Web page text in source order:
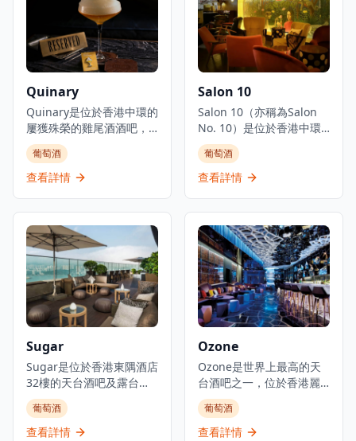
Quinary
Quinary是位於香港中環的
屢獲殊榮的雞尾酒酒吧，
以其創新的分子調酒技術
和創意雞尾酒製作方法而
聞名。酒吧將科學技術與
酒融合了液氮、可食用薄
膜和芳香精華等元素。在
專業調酒師的帶領下，
Quinary在精緻現代的環境
中提供經典和前衛雞尾酒
的豐富菜單。該酒吧獲得
國際認可，被視為亞洲頂
引尋求優質手工雞尾酒和
高端飲酒體驗的本地人和
遊客。
葡萄酒
查看詳情
Salon 10
Salon 10（亦稱為Salon
No. 10）是位於香港中環
的私人會員沙龍和雞尾酒
酒吧，為創意專業人士、
鑑賞家、國際企業家和有
自發性和想像力的沙龍」
為理念，讓客人可以「在
門口卸下盔甲，展現真實
脆弱的自己」。空間設有
獨特的圓形艙門式入口，
猶如「中世紀現代洞
穴」，設有多個座位區
熱門窗邊角落。Salon 10
逢星期三至六晚上7時至凌
晨2時營業，舉辦各種活
動，包括現場音樂、DJ、
舞蹈表演和魔術表演，同
時提供雞尾酒和分享菜式
葡萄酒
查看詳情
Sugar
Sugar是位於香港東隅酒店
32樓的天台酒吧及露台，
是下班人群和尋求僻靜場
所的客人的社區熱點。這
個天台綠洲提供大膽原創
葡萄酒
查看詳情
Ozone
Ozone是世界上最高的天
台酒吧之一，位於香港麗
思卡爾頓酒店環球貿易廣
場118樓。這間著名的酒吧
位於海拔480米的驚人高
葡萄酒
查看詳情